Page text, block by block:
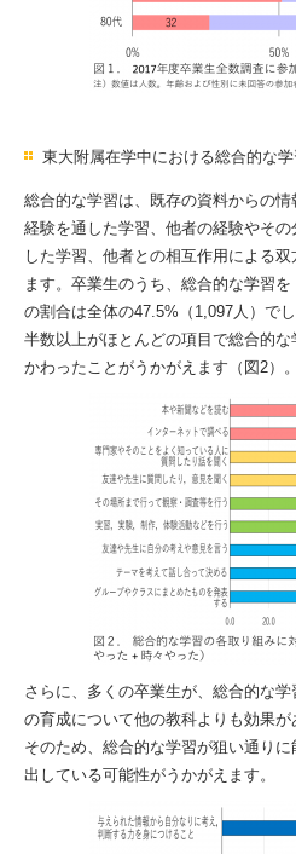
東大附属在学中における総合的な
総合的な学習は、既存の資料からの
経験を通した学習、他者の経験やそ
した学習、他者との相互作用による
ます。卒業生のうち、総合的な学習
の割合は全体の47.5%（1,097人）で
半数以上がほとんどの項目で総合的
かわったことがうかがえます（図2）。
さらに、多くの卒業生が、総合的な
の育成について他の教科よりも効果が
そのため、総合的な学習が狙い通り
出している可能性がうかがえます。